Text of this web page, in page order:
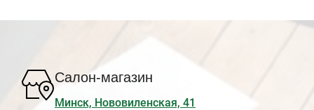
Салон-магазин
Минск, Нововиленская, 41